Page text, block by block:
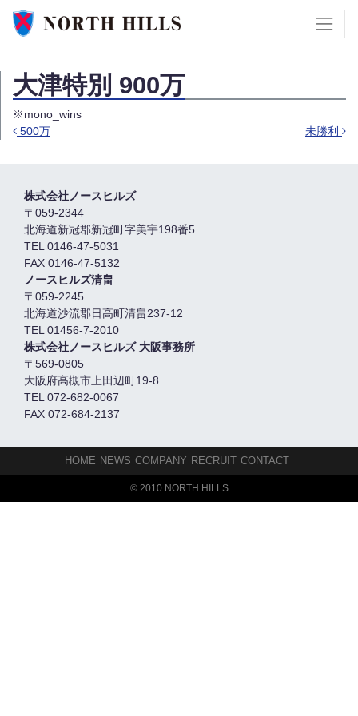
大津特別 900万
※mono_wins
500万 未勝利
株式会社ノースヒルズ
〒059-2344
北海道新冠郡新冠町字美宇198番5
TEL 0146-47-5031
FAX 0146-47-5132
ノースヒルズ清畠
〒059-2245
北海道沙流郡日高町清畠237-12
TEL 01456-7-2010
株式会社ノースヒルズ 大阪事務所
〒569-0805
大阪府高槻市上田辺町19-8
TEL 072-682-0067
FAX 072-684-2137
HOME NEWS COMPANY RECRUIT CONTACT
© 2010 NORTH HILLS